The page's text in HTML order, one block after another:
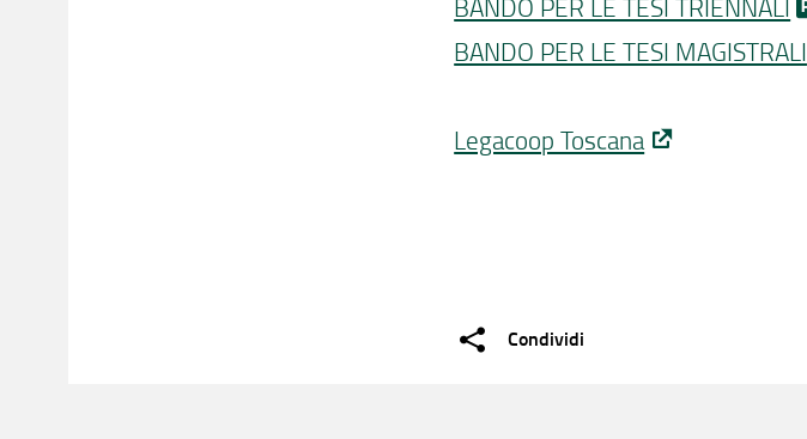
BANDO PER LE TESI MAGISTRALI
Legacoop Toscana
Condividi